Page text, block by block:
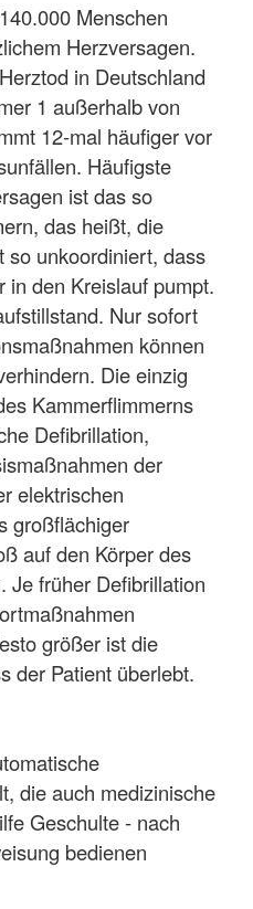
Menschen
Herzversagen.
in Deutschland
1 außerhalb von
12-mal häufiger vor
Häufigste
ist das so
das heißt, die
so unkoordiniert, dass
in den Kreislauf pumpt.
Nur sofort
können
Die einzig
Kammerflimmerns
Defibrillation,
der
elektrischen
großflächiger
auf den Körper des
Je früher Defibrillation
größer ist die
der Patient überlebt.
die auch medizinische
Geschulte - nach
bedienen